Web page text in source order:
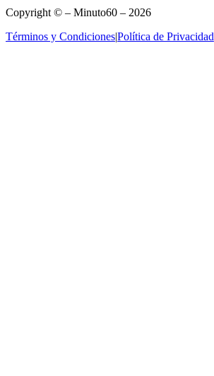
Copyright © – Minuto60 – 2026
Términos y Condiciones|Política de Privacidad